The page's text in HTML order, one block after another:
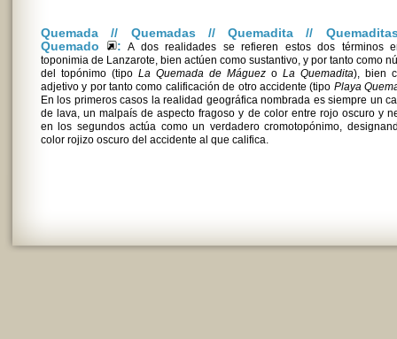
Quemada // Quemadas // Quemadita //
Quemado
: A dos realidades se refieren estos dos términos
toponimia de Lanzarote, bien actúen como sustantivo, y por tanto como
del topónimo (tipo La Quemada de Máguez o La Quemadita), bien
adjetivo y por tanto como calificación de otro accidente (tipo Playa
En los primeros casos la realidad geográfica nombrada es siempre un
de lava, un malpaís de aspecto fragoso y de color entre rojo oscuro y
en los segundos actúa como un verdadero cromotopónimo,
color rojizo oscuro del accidente al que califica.